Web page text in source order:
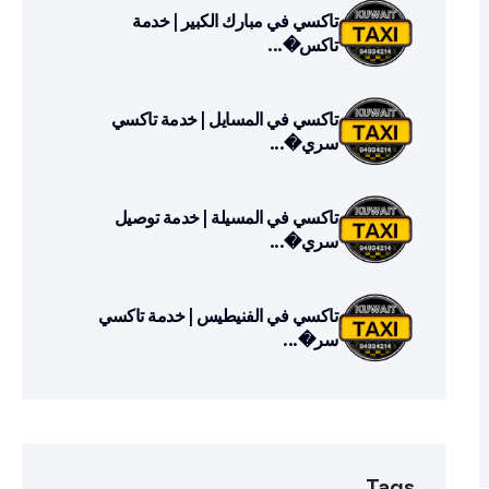
تاكسي في مبارك الكبير | خدمة
تاكس�...
تاكسي في المسايل | خدمة تاكسي
سري�...
تاكسي في المسيلة | خدمة توصيل
سري�...
تاكسي في الفنيطيس | خدمة تاكسي
سر�...